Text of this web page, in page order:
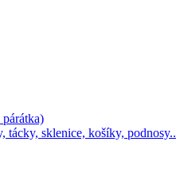
tácky, sklenice, košíky, podnosy..